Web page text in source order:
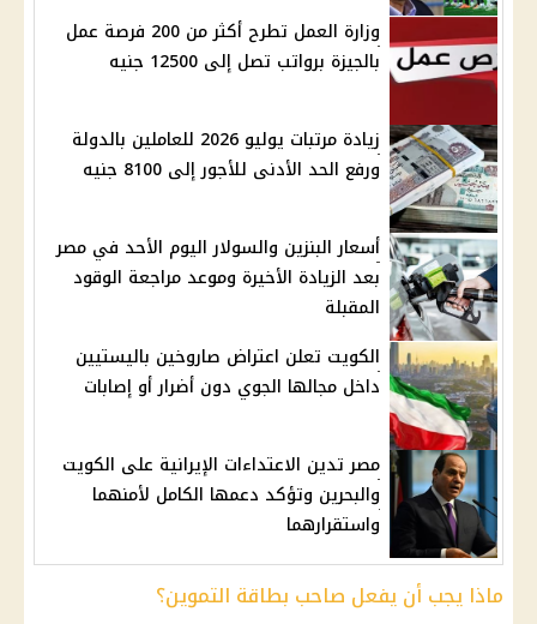
وزارة العمل تطرح أكثر من 200 فرصة عمل
بالجيزة برواتب تصل إلى 12500 جنيه
زيادة مرتبات يوليو 2026 للعاملين بالدولة
ورفع الحد الأدنى للأجور إلى 8100 جنيه
أسعار البنزين والسولار اليوم الأحد في مصر
بعد الزيادة الأخيرة وموعد مراجعة الوقود
المقبلة
الكويت تعلن اعتراض صاروخين باليستيين
داخل مجالها الجوي دون أضرار أو إصابات
مصر تدين الاعتداءات الإيرانية على الكويت
والبحرين وتؤكد دعمها الكامل لأمنهما
واستقرارهما
ماذا يجب أن يفعل صاحب بطاقة التموين؟